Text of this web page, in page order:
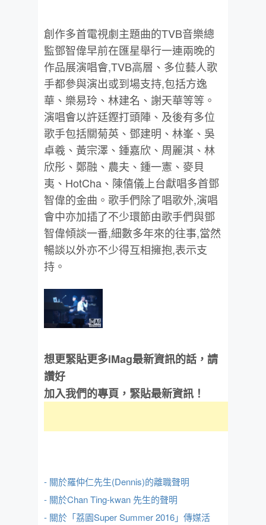
創作多首電視劇主題曲的TVB音樂總
監鄧智偉早前在匯星舉行一連兩晚的
作品展演唱會,TVB高層、多位藝人歌
手都參與演出或到場支持,包括方逸
華、樂易玲、林建名、謝天華等等。
演唱會以許廷鏗打頭陣、及後有多位
歌手包括關菊英、鄧建明、林峯、吳
卓羲、黃宗澤、鍾嘉欣、周麗淇、林
欣彤、鄭融、農夫、鍾一憲、麥貝
夷、HotCha、陳僖儀上台獻唱多首鄧
智偉的金曲。歌手們除了唱歌外,演唱
會中亦加插了不少環節由歌手們與鄧
智偉傾談一番,細數多年來的往事,當然
暢談以外亦不少得互相擁抱,表示支
持。
想更緊貼更多iMag最新資訊的話，請
讚好
加入我們的專頁，緊貼最新資訊！
- 關於羅仲仁先生(Dennis)的離職聲明
- 關於Chan Ting-kwan 先生的聲明
- 關於「荔園Super Summer 2016」傳媒活